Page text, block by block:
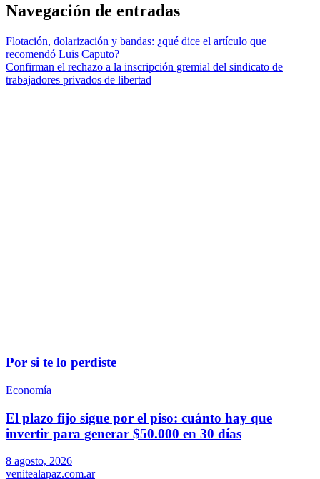
Navegación de entradas
Flotación, dolarización y bandas: ¿qué dice el artículo que
recomendó Luis Caputo?
Confirman el rechazo a la inscripción gremial del sindicato de
trabajadores privados de libertad
Por si te lo perdiste
Economía
El plazo fijo sigue por el piso: cuánto hay que
invertir para generar $50.000 en 30 días
8 agosto, 2026
venitealapaz.com.ar